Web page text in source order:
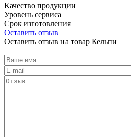
Качество продукции
Уровень сервиса
Срок изготовления
Оставить отзыв
Оставить отзыв на товар Кельпи